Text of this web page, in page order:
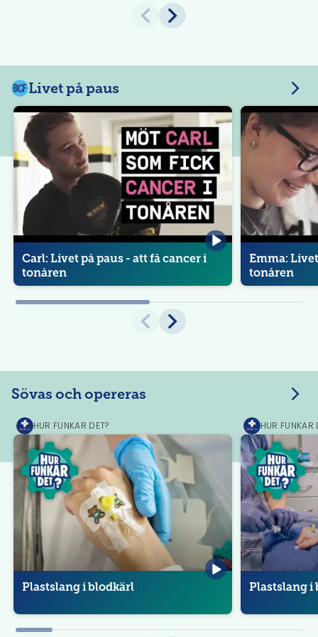
B
a
r
a
n
o
n
Livet på paus
Barncancerfonden
LIVET PÅ PAUS
Carl: Livet på paus - att få cancer i
tonåren
LIVET PÅ
Emma:
tonåren
Sövas och opereras
MediPrep
HUR FUNKAR DET?
Plastslang i blodkärl
MediPrep
HUR FUNKAR
Plastslang i